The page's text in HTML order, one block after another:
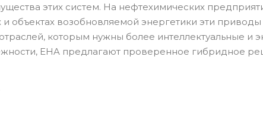
этих систем. На нефтехимических
и объектах возобновляемой энергетики эти
которым нужны более интеллектуальные
EHA предлагают проверенное гибридное